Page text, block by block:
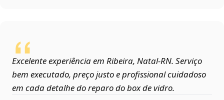
Excelente experiência em Ribeira, Natal‑RN. Serviço
bem executado, preço justo e profissional cuidadoso
em cada detalhe do reparo do box de vidro.